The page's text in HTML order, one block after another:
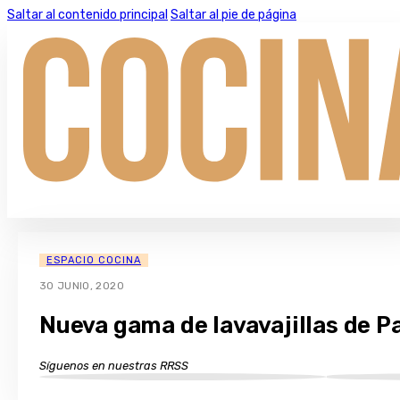
Saltar al contenido principal Saltar al pie de página
ESPACIO COCINA
30 JUNIO, 2020
Nueva gama de lavavajillas de
Síguenos en nuestras RRSS